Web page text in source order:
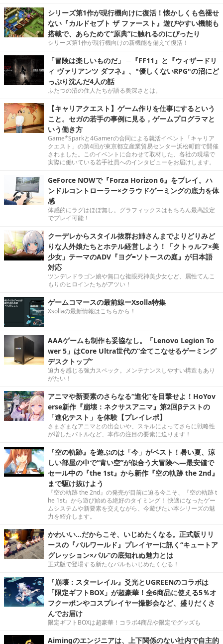
シリーズ第1作が現行機向けに復活！懐かしくも色褪せ
ない『カルドセプト ザ ファースト』遊びやすい機能も
搭載で、あらためて“原典”に触れるのにぴったり
シリーズ第1作が現行機向けの新機能を備えて復活！
「冒険は楽しいものだ」 ─『FF11』と『ウィザードリ
ィ ヴァリアンツ ダフネ』、"優しくないRPG"の沼にど
っぷり沈んだ4人の話
ふたつの沼の住人たちが語る奥深さとは。
【キャリアクエスト】ゲーム作りを仕事にするという
こと。セガの若手の事例に見る，ゲームプログラマと
いう働き方
Game*Sparkと4Gamerの合同による就活イベント「キャリア
クエスト」の第4回が東京都立産業貿易センター浜松町館で開催
されました。このイベントに合わせて取材した、各社の現場で
実際に働いている若手社員へのインタビューをお届けします。
GeForce NOWで『Forza Horizon 6』をプレイ。ハ
ンドルコントローラー×クラウドゲーミングの底力を体
感
体感的にラグはほぼ無し。グラフィックスはもちろん最高設定
でプレイ可能！
クーデレからスタイル抜群お姉さんまでよりどりみど
りな人外娘たちとホテル経営しよう！「クトゥルフ×美
少女」テーマのADV『ヨグ=ソトースの庭』が日本語
対応
ツンデレドラゴン娘や無口な複眼死神美少女など、属性てんこ
もりのヒロインたちがアツい！
ゲームコマースの最前線ーXsolla特集
Xsollaの最新情報はこちらから！
AAAゲームも制作も妥協なし。「Lenovo Legion To
wer 5」はCore Ultra世代の“全てこなせるゲーミング
デスクトップ”
迫力を感じる強力スペック。メンテナンスしやすい構造もあり
がたい！
アニマや新要素のさらなる“進化”を目撃せよ！HoYov
erse新作『崩壊：ネクサスアニマ』第2回βテストの
「進化テスト」を体験【プレイレポ】
さまざまなアニマとの出会いや、スキルによってさらに戦略性
が増したバトルなど、本作の注目の要素に迫ります！
『空の軌跡』を遊ぶのは「今」がベスト！暑い夏、涼
しい部屋の中で“青い空”が似合う大冒険へ―最安値で
セール中の『the 1st』から新作『空の軌跡 the 2nd』
まで駆け抜けよう
『空の軌跡 the 2nd』の発売が目前に迫る今こそ、『空の軌跡 t
he 1st』から遊び始める絶好のタイミング！ 快適になったゲー
ムシステムや新要素を交えながら、今遊びたい本シリーズの魅
力を紹介します。
かわいい…だからこそ、いじめたくなる。正式版リリ
ースの『パルワールド』プレイヤーに訊く“キュートア
グレッション×パル”の底知れぬ魅力とは
正式版で登場する新たなパルもいじめたくなる！
『崩壊：スターレイル』爻光とUGREENのコラボは
「限定ギフトBOX」が超豪華！全6商品に使える5％オ
フクーポンやコスプレイヤー撮影会など、盛りだくさ
んでお届け
限定ギフトBOXは超豪華！コラボ4商品や限定でグッズも
Aimingのエンジニアは、上下関係のない社内で自主的